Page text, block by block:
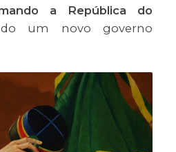
a República do
um novo governo